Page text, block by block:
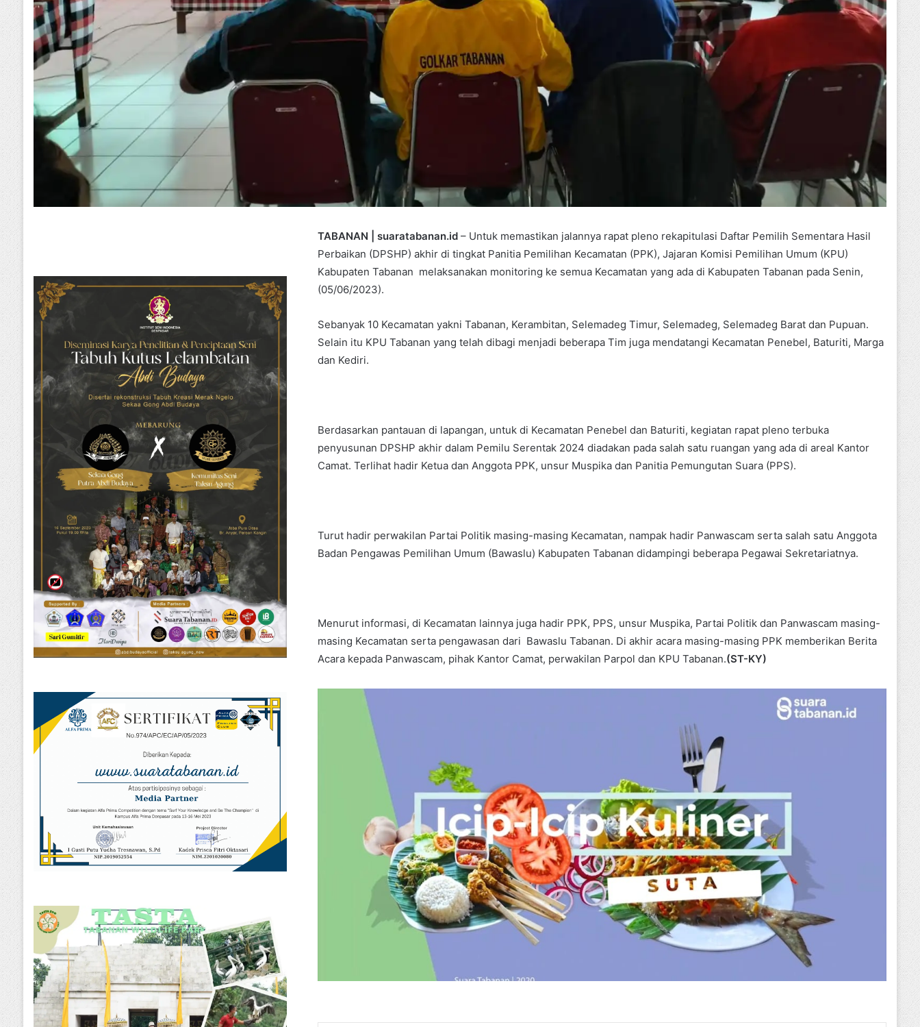
TABANAN | suaratabanan.id – Untuk memastikan jalannya rapat pleno rekapitulasi Daftar Pemilih Sementara Hasil
Perbaikan (DPSHP) akhir di tingkat Panitia Pemilihan Kecamatan (PPK), Jajaran Komisi Pemilihan Umum (KPU)
Kabupaten Tabanan melaksanakan monitoring ke semua Kecamatan yang ada di Kabupaten Tabanan pada Senin,
(05/06/2023).
Sebanyak 10 Kecamatan yakni Tabanan, Kerambitan, Selemadeg Timur, Selemadeg, Selemadeg Barat dan Pupuan.
Selain itu KPU Tabanan yang telah dibagi menjadi beberapa Tim juga mendatangi Kecamatan Penebel, Baturiti, Marga
dan Kediri.
Berdasarkan pantauan di lapangan, untuk di Kecamatan Penebel dan Baturiti, kegiatan rapat pleno terbuka
penyusunan DPSHP akhir dalam Pemilu Serentak 2024 diadakan pada salah satu ruangan yang ada di areal Kantor
Camat. Terlihat hadir Ketua dan Anggota PPK, unsur Muspika dan Panitia Pemungutan Suara (PPS).
Turut hadir perwakilan Partai Politik masing-masing Kecamatan, nampak hadir Panwascam serta salah satu Anggota
Badan Pengawas Pemilihan Umum (Bawaslu) Kabupaten Tabanan didampingi beberapa Pegawai Sekretariatnya.
Menurut informasi, di Kecamatan lainnya juga hadir PPK, PPS, unsur Muspika, Partai Politik dan Panwascam masing-
masing Kecamatan serta pengawasan dari Bawaslu Tabanan. Di akhir acara masing-masing PPK memberikan Berita
Acara kepada Panwascam, pihak Kantor Camat, perwakilan Parpol dan KPU Tabanan.(ST-KY)